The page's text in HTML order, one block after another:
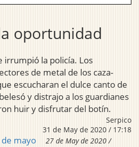
oportunidad
irrumpió la policía. Los
de metal de los caza-
escucharan el dulce canto de
y distrajo a los guardianes
huir y disfrutar del botín.
Serpico
31 de May de 2020 / 17:18
mayo
27 de May de 2020 /